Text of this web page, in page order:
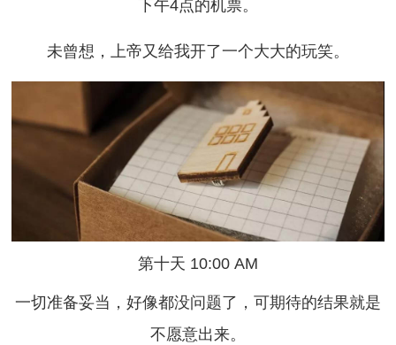
下午4点的机票。
未曾想，上帝又给我开了一个大大的玩笑。
第十天 10:00 AM
一切准备妥当，好像都没问题了，可期待的结果就是
不愿意出来。